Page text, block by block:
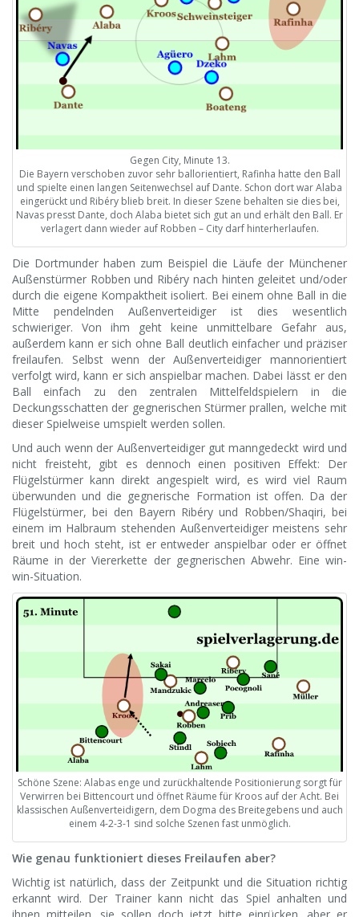
Gegen City, Minute 13.
Die Bayern verschoben zuvor sehr ballorientiert, Rafinha hatte den Ball
und spielte einen langen Seitenwechsel auf Dante. Schon dort war Alaba
eingerückt und Ribéry blieb breit. In dieser Szene behalten sie dies bei,
Navas presst Dante, doch Alaba bietet sich gut an und erhält den Ball. Er
verlagert dann wieder auf Robben – City darf hinterherlaufen.
Die Dortmunder haben zum Beispiel die Läufe der Münchener
Außenstürmer Robben und Ribéry nach hinten geleitet und/oder
durch die eigene Kompaktheit isoliert. Bei einem ohne Ball in die
Mitte pendelnden Außenverteidiger ist dies wesentlich
schwieriger. Von ihm geht keine unmittelbare Gefahr aus,
außerdem kann er sich ohne Ball deutlich einfacher und präziser
freilaufen. Selbst wenn der Außenverteidiger mannorientiert
verfolgt wird, kann er sich anspielbar machen. Dabei lässt er den
Ball einfach zu den zentralen Mittelfeldspielern in die
Deckungsschatten der gegnerischen Stürmer prallen, welche mit
dieser Spielweise umspielt werden sollen.
Und auch wenn der Außenverteidiger gut manngedeckt wird und
nicht freisteht, gibt es dennoch einen positiven Effekt: Der
Flügelstürmer kann direkt angespielt wird, es wird viel Raum
überwunden und die gegnerische Formation ist offen. Da der
Flügelstürmer, bei den Bayern Ribéry und Robben/Shaqiri, bei
einem im Halbraum stehenden Außenverteidiger meistens sehr
breit und hoch steht, ist er entweder anspielbar oder er öffnet
Räume in der Viererkette der gegnerischen Abwehr. Eine win-
win-Situation.
Schöne Szene: Alabas enge und zurückhaltende Positionierung sorgt für
Verwirren bei Bittencourt und öffnet Räume für Kroos auf der Acht. Bei
klassischen Außenverteidigern, dem Dogma des Breitegebens und auch
einem 4-2-3-1 sind solche Szenen fast unmöglich.
Wie genau funktioniert dieses Freilaufen aber?
Wichtig ist natürlich, dass der Zeitpunkt und die Situation richtig
erkannt wird. Der Trainer kann nicht das Spiel anhalten und